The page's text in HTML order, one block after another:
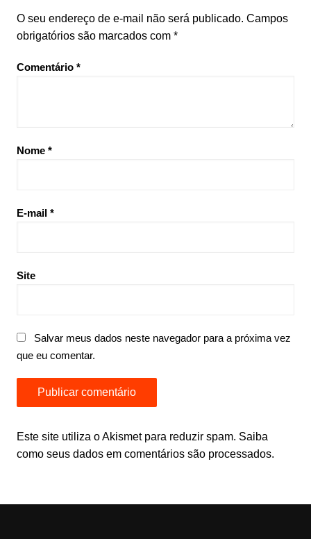
O seu endereço de e-mail não será publicado. Campos
obrigatórios são marcados com *
Comentário *
Nome *
E-mail *
Site
Salvar meus dados neste navegador para a próxima vez
que eu comentar.
Este site utiliza o Akismet para reduzir spam. Saiba
como seus dados em comentários são processados.